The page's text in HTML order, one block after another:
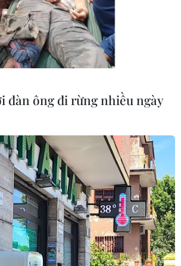
mật đợt 5 hồ sơ
tiêu chuẩn an
gia sau vụ xả
nóng đẩy 34 tỉnh
nguy cơ cháy
đàn ông đi rừng nhiều ngày